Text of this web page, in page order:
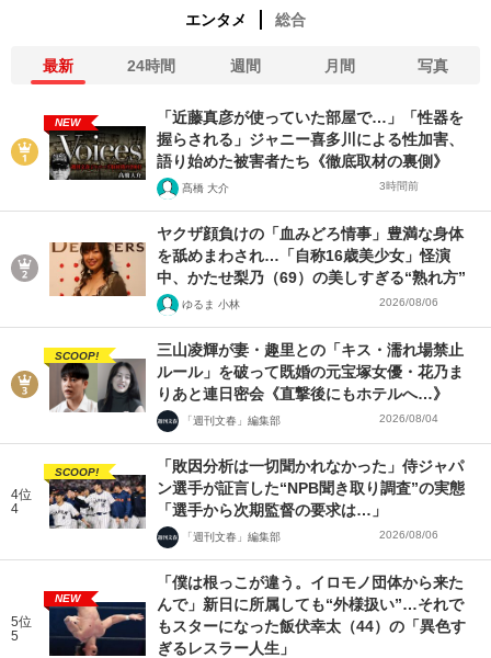
エンタメ 総合
最新 24時間 週間 月間 写真
NEW
「近藤真彦が使っていた部屋で…」「性器を
握らされる」ジャニー喜多川による性加害、
語り始めた被害者たち《徹底取材の裏側》
髙橋 大介 3時間前
ヤクザ顔負けの「血みどろ情事」豊満な身体
を舐めまわされ…「自称16歳美少女」怪演
中、かたせ梨乃（69）の美しすぎる“熟れ方”
ゆるま 小林 2026/08/06
SCOOP!
三山凌輝が妻・趣里との「キス・濡れ場禁止
ルール」を破って既婚の元宝塚女優・花乃ま
りあと連日密会《直撃後にもホテルへ…》
「週刊文春」編集部 2026/08/04
4位
4
SCOOP!
「敗因分析は一切聞かれなかった」侍ジャパ
ン選手が証言した“NPB聞き取り調査”の実態
「選手から次期監督の要求は…」
「週刊文春」編集部 2026/08/06
5位
5
NEW
「僕は根っこが違う。イロモノ団体から来た
んで」新日に所属しても“外様扱い”…それで
もスターになった飯伏幸太（44）の「異色す
ぎるレスラー人生」